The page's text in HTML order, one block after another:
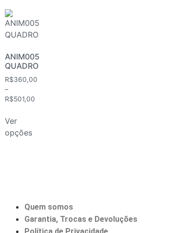
ANIM005
QUADRO
R$360,00
–
R$501,00
Ver
opções
Quem somos
Garantia, Trocas e Devoluções